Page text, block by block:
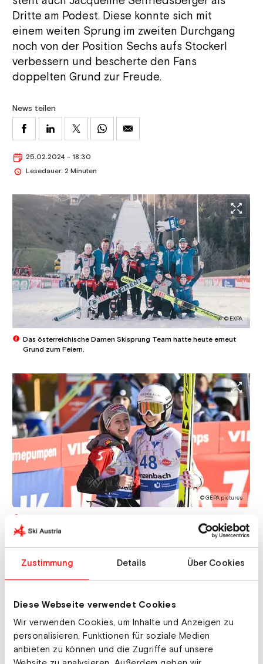
Zustimmung Details Über Cookies
Diese Webseite verwendet Cookies
Wir verwenden Cookies, um Inhalte und Anzeigen zu
personalisieren, Funktionen für soziale Medien
anbieten zu können und die Zugriffe auf unsere
Dritte am Podest. Diese konnte sich mit
einem weiten Sprung im zweiten Durchgang
noch von der Position Sechs aufs Stockerl
verbessern und bescherte den Fans
doppelten Grund zur Freude.
News teilen
25.02.2024 - 18:30
Lesedauer: 2 Minuten
© EXPA
Das österreichische Damen Skisprung Team hatte heute erneut
Grund zum Feiern.
© GEPA pictures
Sprung in die Top-10.
Vier Ski Austria Springerinnen in den
Top-15
Auch heute konnten die österreichischen
Insgesamt sind neben Eva Pinkelnig und Jacqueline
Seifriedsberger noch zwei weitere Ski Austria
Springerinnen in den Top-15 vertreten. Lisa Eder